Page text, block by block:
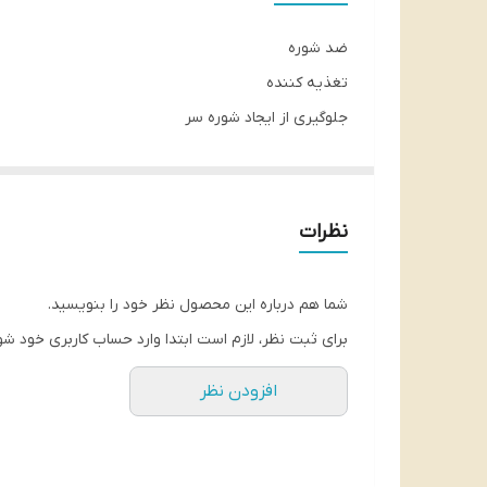
ضد شوره
تغذیه کننده
جلوگیری از ایجاد شوره سر
فاقد سیلیکون
مرطوب کننده موها
نظرات
شما هم درباره این محصول نظر خود را بنویسید.
برای ثبت نظر، لازم است ابتدا وارد حساب کاربری خود
افزودن نظر